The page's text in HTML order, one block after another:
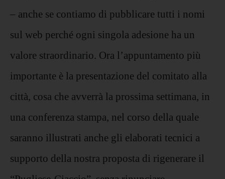
– anche se contiamo di pubblicare tutti i nomi
sul web perché ogni singola adesione ha un
valore straordinario. Ora l’appuntamento più
importante è la presentazione del comitato alla
città, cosa che avverrà la prossima settimana, in
una conferenza stampa, nel corso della quale
saranno illustrati anche gli elaborati tecnici a
supporto della nostra proposta di rigenerare il